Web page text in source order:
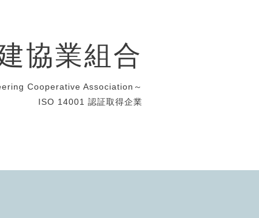
協業組合
Cooperative Association～
ISO 14001 認証取得企業